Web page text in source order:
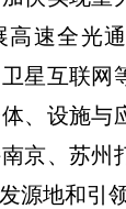
高速全光
星互联网
、设施与
京、苏州
源地和引领